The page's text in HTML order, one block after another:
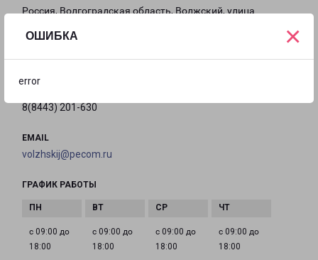
ОШИБКА
error
×
Россия, Волгоградская область, Волжский, улица
имени Ф.Г. Логинова, 48
на карте
8(8443) 201-630
EMAIL
volzhskij@pecom.ru
ГРАФИК РАБОТЫ
с 09:00 до
18:00
с 09:00 до
18:00
с 09:00 до
18:00
с 09:00 до
18:00